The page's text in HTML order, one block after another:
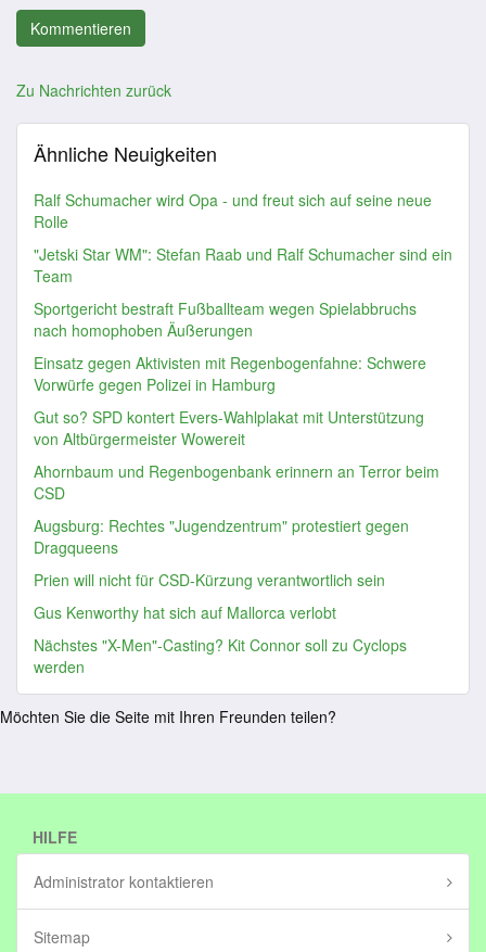
Zu Nachrichten zurück
Ähnliche Neuigkeiten
Ralf Schumacher wird Opa - und freut sich auf seine neue
Rolle
"Jetski Star WM": Stefan Raab und Ralf Schumacher sind ein
Team
Sportgericht bestraft Fußballteam wegen Spielabbruchs
nach homophoben Äußerungen
Einsatz gegen Aktivisten mit Regenbogenfahne: Schwere
Vorwürfe gegen Polizei in Hamburg
Gut so? SPD kontert Evers-Wahlplakat mit Unterstützung
von Altbürgermeister Wowereit
Ahornbaum und Regenbogenbank erinnern an Terror beim
CSD
Augsburg: Rechtes "Jugendzentrum" protestiert gegen
Dragqueens
Prien will nicht für CSD-Kürzung verantwortlich sein
Gus Kenworthy hat sich auf Mallorca verlobt
Nächstes "X-Men"-Casting? Kit Connor soll zu Cyclops
werden
Möchten Sie die Seite mit Ihren Freunden teilen?
HILFE
Administrator kontaktieren
Sitemap